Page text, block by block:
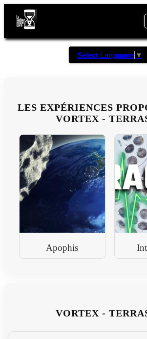
Select Language ▼
LES EXPÉRIENCES
VORTEX -
Apophis
VORTEX -